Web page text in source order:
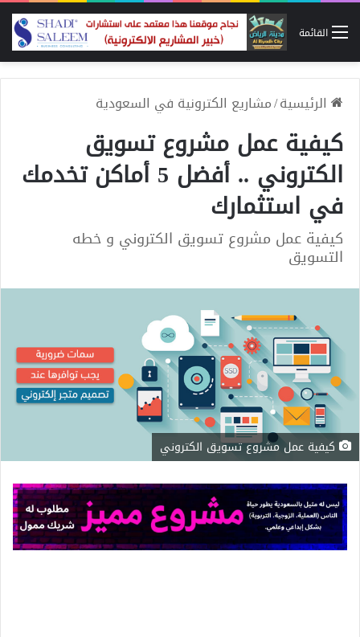
القائمة
الرئيسية/مشاريع الكترونية في السعودية
كيفية عمل مشروع تسويق
الكتروني .. أفضل 5 أماكن تخدمك
في استثمارك
كيفية عمل مشروع تسويق الكتروني و خطه
التسويق
كيفية عمل مشروع تسويق الكتروني